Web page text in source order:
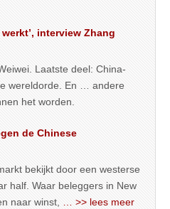
interview Zhang
Laatste deel: China-
wereldorde. En … andere
het worden.
de Chinese
bekijkt door een westerse
half. Waar beleggers in New
naar winst,
… >> lees meer